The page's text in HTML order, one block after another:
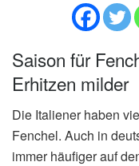
Saison für
Erhitzen milder
Die Italiener haben
Fenchel. Auch in
immer häufiger auf